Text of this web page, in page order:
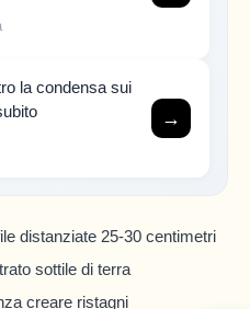
la condensa sui
→
distanziate 25-30 centimetri
sottile di terra
creare ristagni